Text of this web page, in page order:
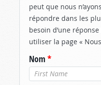
peut que nous
répondre dans les
besoin d’une
utiliser la page «
Nom *